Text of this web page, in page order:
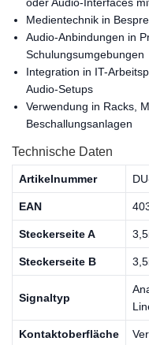
Medientechnik in
Audio-Anbindungen in
Schulungsumgebungen
Integration in IT-
Audio-Setups
Verwendung in Racks,
Beschallungsanlagen
Technische Daten
Artikelnummer
EAN
Steckerseite A
Steckerseite B
Signaltyp
Kontaktoberfläche